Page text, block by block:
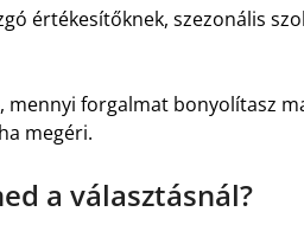
értékesítőknek, szezonális
mennyi forgalmat bonyolítasz
megéri.
a választásnál?